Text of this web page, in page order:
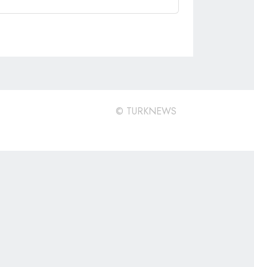
© TURKNEWS